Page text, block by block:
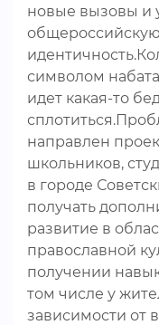
новые вызовы и
символом
идет какая-то
направлен
школьников,
в городе
получать
развитие в
православной
получении
том числе у
зависимости от